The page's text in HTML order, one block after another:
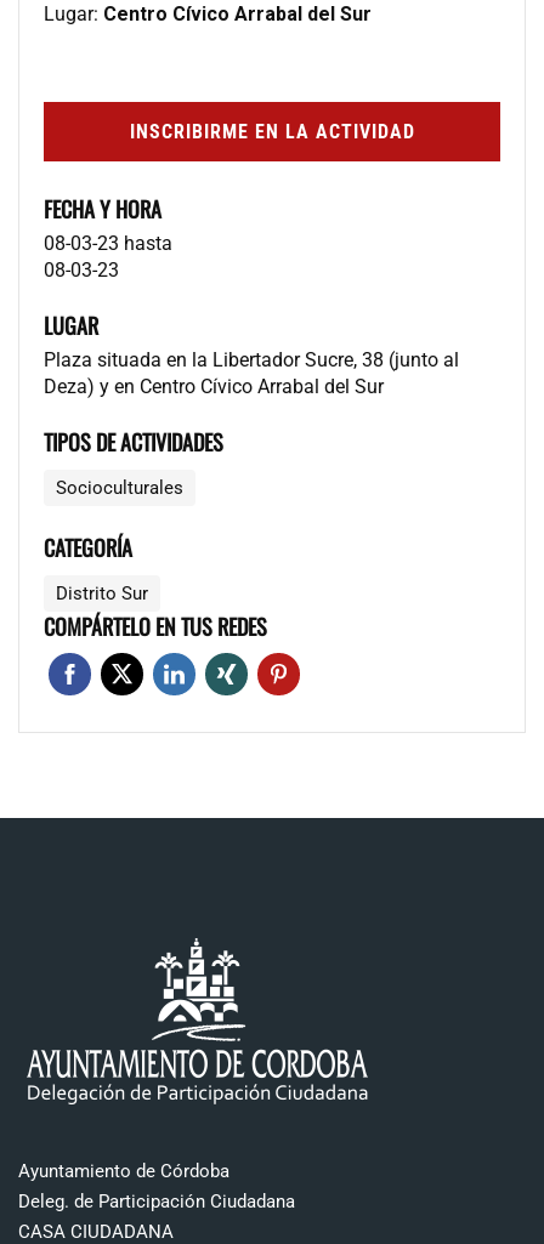
Lugar: Centro Cívico Arrabal del Sur
INSCRIBIRME EN LA ACTIVIDAD
FECHA Y HORA
08-03-23 hasta
08-03-23
LUGAR
Plaza situada en la Libertador Sucre, 38 (junto al
Deza) y en Centro Cívico Arrabal del Sur
TIPOS DE ACTIVIDADES
Socioculturales
CATEGORÍA
Distrito Sur
COMPÁRTELO EN TUS REDES
Ayuntamiento de Córdoba
Deleg. de Participación Ciudadana
CASA CIUDADANA